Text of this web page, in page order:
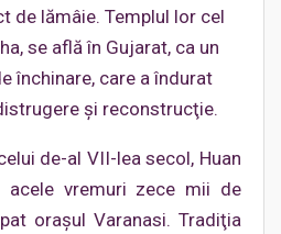
de lămâie. Templul lor cel
se află în Gujarat, ca un
închinare, care a îndurat
şi reconstrucţie.
de-al VII-lea secol, Huan
vremuri zece mii de
oraşul Varanasi. Tradiţia